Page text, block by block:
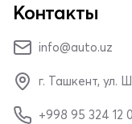
Контакты
info@auto.uz
г. Ташкент, ул.
+998 95 324 12